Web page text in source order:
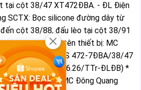
tại cột 38/47 XT472ĐBA. - ĐL Điện
SCTX: Bọc silicone đường dây từ
cột 38/88, đấu lèo tại cột 38/91
- Phê duyệt đặt tên thiết bị: MC
39 Điện Tiến; LBS 472-7ĐBA/38/47
tờ trình số 19.6.26/TTr-ĐLĐB) *
Xác nhận F79 MC Đông Quang